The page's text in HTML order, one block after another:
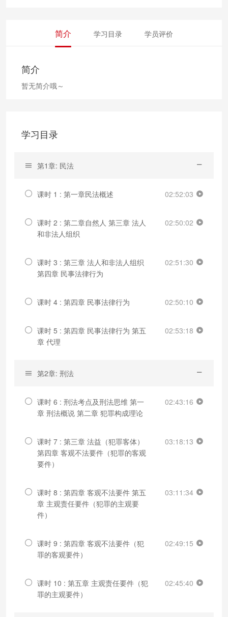
简介 学习目录 学员评价
简介
暂无简介哦～
学习目录
第1章: 民法
课时 1 : 第一章民法概述 02:52:03
课时 2 : 第二章自然人 第三章 法人
和非法人组织
02:50:02
课时 3 : 第三章 法人和非法人组织
第四章 民事法律行为
02:51:30
课时 4 : 第四章 民事法律行为 02:50:10
课时 5 : 第四章 民事法律行为 第五
章 代理
02:53:18
第2章: 刑法
课时 6 : 刑法考点及刑法思维 第一
章 刑法概说 第二章 犯罪构成理论
02:43:16
课时 7 : 第三章 法益（犯罪客体）
第四章 客观不法要件（犯罪的客观
要件）
03:18:13
课时 8 : 第四章 客观不法要件 第五
章 主观责任要件（犯罪的主观要
件）
03:11:34
课时 9 : 第四章 客观不法要件（犯
罪的客观要件）
02:49:15
课时 10 : 第五章 主观责任要件（犯
罪的主观要件）
02:45:40